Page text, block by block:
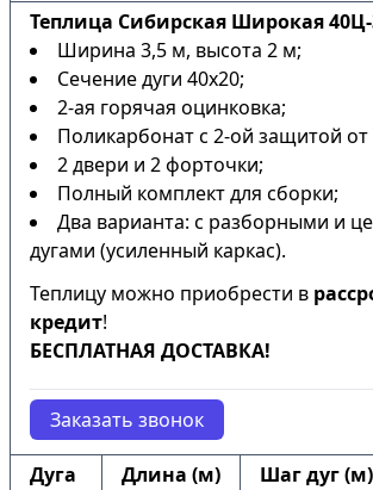
Теплица Сибирская Широкая
Ширина 3,5 м, высота 2 м;
Сечение дуги 40х20;
2-ая горячая оцинковка;
Поликарбонат с 2-ой защитой
2 двери и 2 форточки;
Полный комплект для сборки;
Два варианта: с разборными и
дугами (усиленный каркас).
Теплицу можно приобрести в
кредит!
БЕСПЛАТНАЯ ДОСТАВКА!
Заказать звонок
Дуга Длина (м) Шаг дуг (м)